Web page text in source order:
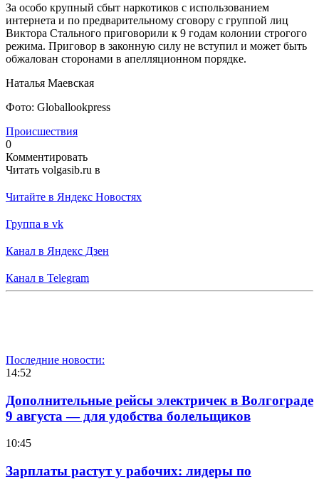
За особо крупный сбыт наркотиков с использованием
интернета и по предварительному сговору с группой лиц
Виктора Стального приговорили к 9 годам колонии строгого
режима. Приговор в законную силу не вступил и может быть
обжалован сторонами в апелляционном порядке.
Наталья Маевская
Фото: Globallookpress
Происшествия
0
Комментировать
Читать volgasib.ru в
Читайте в Яндекс Новостях
Группа в vk
Канал в Яндекс Дзен
Канал в Telegram
Последние новости:
14:52
Дополнительные рейсы электричек в Волгограде
9 августа — для удобства болельщиков
10:45
Зарплаты растут у рабочих: лидеры по